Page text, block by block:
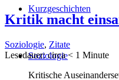
Kurz­ge­schich­ten
Sozio­lo­gie
Kri­tik macht
Soziologie, Zitate
Lese­dau­er: cir­ca < 1 Minu­te
Kri­ti­sche